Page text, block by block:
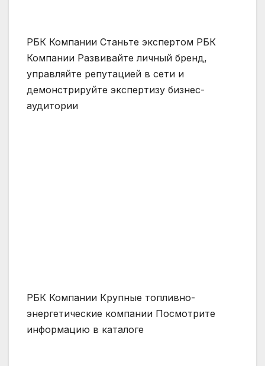
РБК Компании Станьте экспертом РБК
Компании Развивайте личный бренд,
управляйте репутацией в сети и
демонстрируйте экспертизу бизнес-
аудитории
РБК Компании Крупные топливно-
энергетические компании Посмотрите
информацию в каталоге